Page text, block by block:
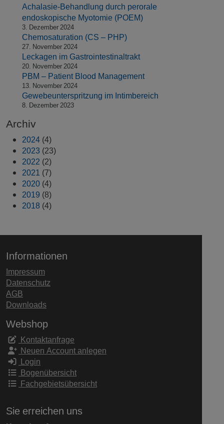
Achalasie-Behandlung durch perorale
endoskopische Myotomie (POEM)
3. Dezember 2024
Chemosaturation (CS – PHP)
27. November 2024
Leckagen im Gastrointestinaltrakt
20. November 2024
PBM – Patient Blood Management
13. November 2024
Gewebeunterspritzung im Intimbereich
8. Dezember 2023
Archiv
2024 (4)
2023 (23)
2022 (2)
2021 (7)
2020 (4)
2019 (8)
2018 (4)
Informationen
Impressum
Datenschutz
AGB
Downloads
Webshop
Kontaktanfrage
Neuen Account anlegen
Login
Bogenübersicht
Fachgebietsübersicht
Sie erreichen uns